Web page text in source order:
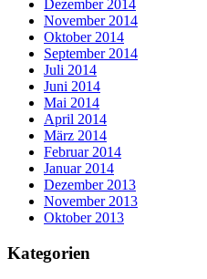
Dezember 2014
November 2014
Oktober 2014
September 2014
Juli 2014
Juni 2014
Mai 2014
April 2014
März 2014
Februar 2014
Januar 2014
Dezember 2013
November 2013
Oktober 2013
Kategorien